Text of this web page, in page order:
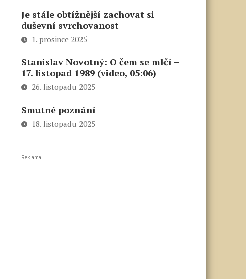
Je stále obtížnější zachovat si
duševní svrchovanost
1. prosince 2025
Stanislav Novotný: O čem se mlčí –
17. listopad 1989 (video, 05:06)
26. listopadu 2025
Smutné poznání
18. listopadu 2025
Reklama